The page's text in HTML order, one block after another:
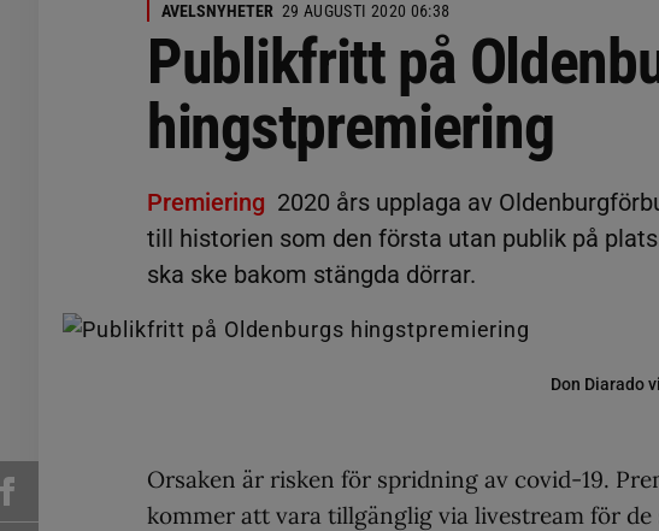
AVELSNYHETER 29 AUGUSTI 2020 06:38
Publikfritt på
hingstpremiering
Premiering 2020 års upplaga av
till historien som den första utan publik på
ska ske bakom stängda dörrar.
Don Diarado
Orsaken är risken för spridning av covid-19.
kommer att vara tillgänglig via livestream för